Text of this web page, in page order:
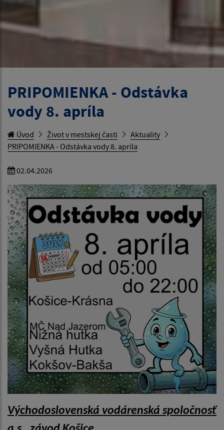
PRIPOMIENKA - Odstávka
vody 8. apríla
Úvod Život v mestskej časti
Aktuality
PRIPOMIENKA - Odstávka vody 8. apríla
02.04.2026
Východoslovenská vodárenská spoločnosť